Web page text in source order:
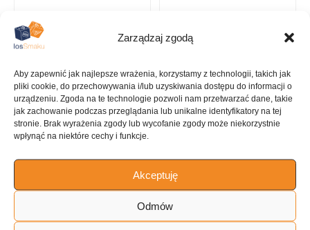
Zarządzaj zgodą
Aby zapewnić jak najlepsze wrażenia, korzystamy z technologii, takich jak
pliki cookie, do przechowywania i/lub uzyskiwania dostępu do informacji o
urządzeniu. Zgoda na te technologie pozwoli nam przetwarzać dane, takie
jak zachowanie podczas przeglądania lub unikalne identyfikatory na tej
stronie. Brak wyrażenia zgody lub wycofanie zgody może niekorzystnie
wpłynąć na niektóre cechy i funkcje.
Akceptuję
Odmów
KUCHNIA
Amerykańska
ILOŚĆ PORCJI
~4 porcje